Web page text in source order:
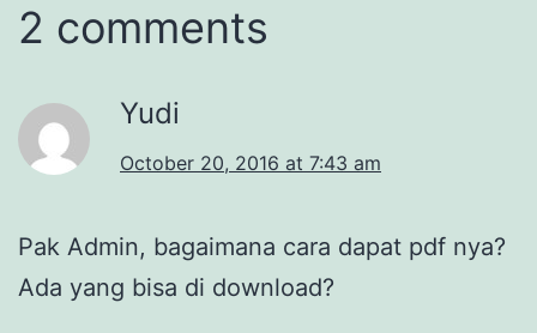
2 comments
Yudi
October 20, 2016 at 7:43 am
Pak Admin, bagaimana cara dapat pdf nya?
Ada yang bisa di download?